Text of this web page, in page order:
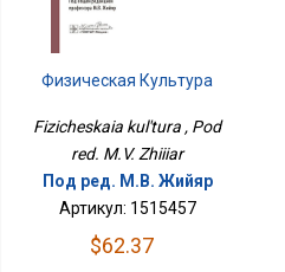
Физическая Культура
Fizicheskaia kul'tura , Pod
red. M.V. Zhiiiar
Под ред. М.В. Жийяр
Артикул: 1515457
$62.37